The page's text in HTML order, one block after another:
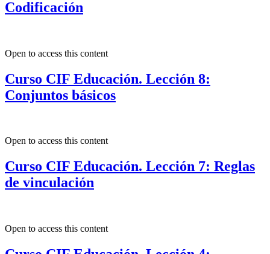
Codificación
Open to access this content
Curso CIF Educación. Lección 8:
Conjuntos básicos
Open to access this content
Curso CIF Educación. Lección 7: Reglas
de vinculación
Open to access this content